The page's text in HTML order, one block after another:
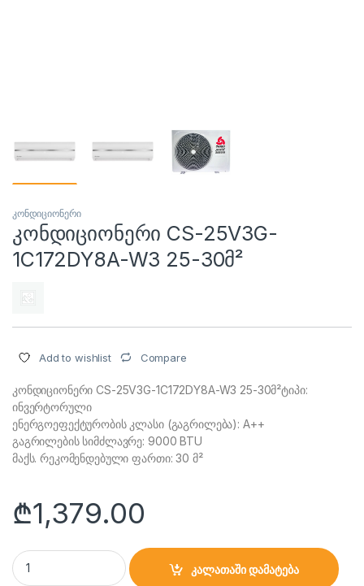
კონდიციონერი
კონდიციონერი CS-25V3G-
1C172DY8A-W3 25-30მ²
Add to wishlist Compare
კონდიციონერი CS-25V3G-1C172DY8A-W3 25-30მ²ტიპი:
ინვერტორული
ენერგოეფექტურობის კლასი (გაგრილება): A++
გაგრილების სიმძლავრე: 9000 BTU
მაქს. რეკომენდებული ფართი: 30 მ²
₾1,379.00
კონდიციონერი CS-25V3G-1C172DY8A-W3 25-30მ² quantity
კალათაში დამატება